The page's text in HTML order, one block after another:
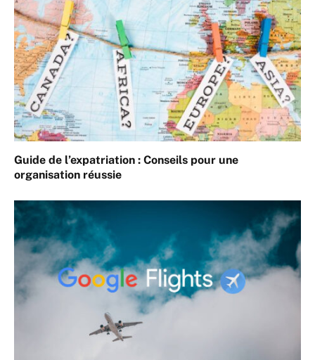
Guide de l’expatriation : Conseils pour une
organisation réussie